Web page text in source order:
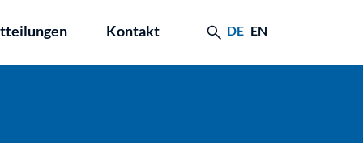
Kontakt DE EN